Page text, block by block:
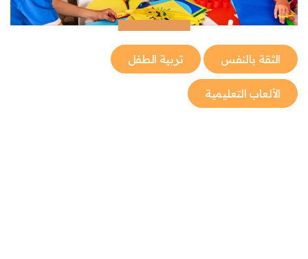
الثقة بالنفس تربية الطفل
الألعاب التعليمية